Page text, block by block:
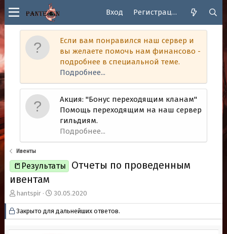
Вход Регистрация
Если вам понравился наш сервер и
вы желаете помочь нам финансово -
подробнее в специальной теме.
Подробнее...
Акция: "Бонус переходящим кланам"
Помощь переходящим на наш сервер
гильдиям.
Подробнее...
Ивенты
📒Результаты
Отчеты по проведенным
ивентам
А
в
т
о
р
hantspir
Д
а
т
а
н
30.05.2020
Закрыто для дальнейших ответов.